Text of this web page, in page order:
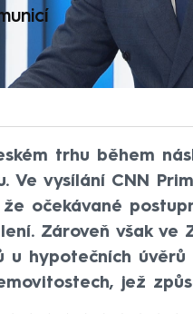
trhu během
Ve vysílání CNN
očekávané
Zároveň však ve
u hypotečních
jež